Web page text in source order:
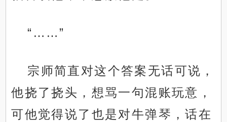
“……”
宗师简直对这个答案无话可说，
他挠了挠头，想骂一句混账玩意，
可他觉得说了也是对牛弹琴，话在